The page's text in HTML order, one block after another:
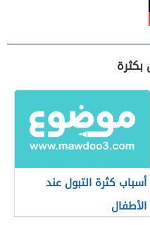
أسباب كثرة التبول عند
الأطفال